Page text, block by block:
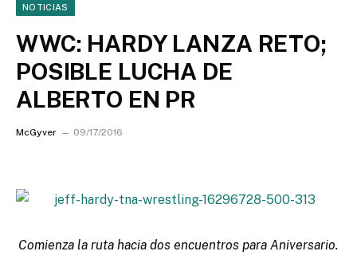
NOTICIAS
WWC: HARDY LANZA RETO;
POSIBLE LUCHA DE
ALBERTO EN PR
McGyver 09/17/2016
Comienza la ruta hacia dos encuentros para Aniversario.